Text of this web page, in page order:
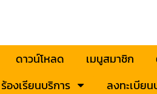
ดาวน์โหลด เมนูสมาชิก
ร้องเรียนบริการ ลงทะเบีย